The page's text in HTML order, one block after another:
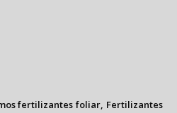
fertilizantes foliar, Fertilizantes